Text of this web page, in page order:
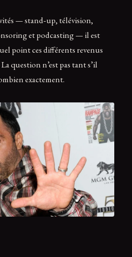
— stand‑up, télévision,
et podcasting — il est
point ces différents revenus
question n’est pas tant s’il
exactement.